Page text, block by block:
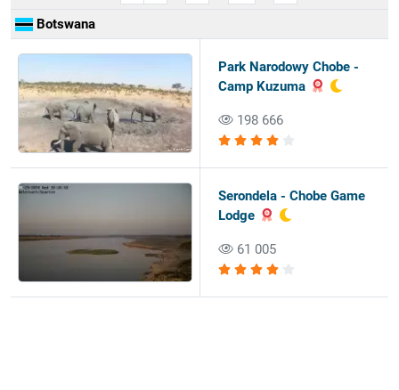
Botswana
Park Narodowy Chobe -
Camp Kuzuma
198 666
Serondela - Chobe Game
Lodge
61 005